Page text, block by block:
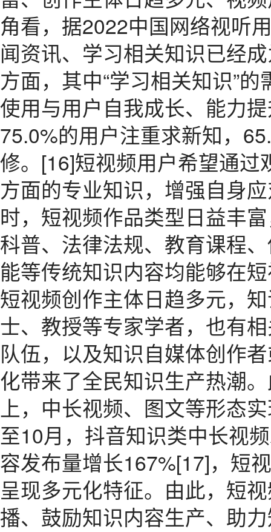
角看，据2022中国网络视听
闻资讯、学习相关知识已经
方面，其中“学习相关知识”
使用与用户自我成长、能力
75.0%的用户注重求新知，
修。[16]短视频用户希望通
方面的专业知识，增强自身
时，短视频作品类型日益丰
科普、法律法规、教育课程
能等传统知识内容均能够在
短视频创作主体日趋多元，
士、教授等专家学者，也有
队伍，以及知识自媒体创作
化带来了全民知识生产热潮
上，中长视频、图文等形态
至10月，抖音知识类中长视
容发布量增长167%[17]，短
呈现多元化特征。由此，短
播、鼓励知识内容生产、助